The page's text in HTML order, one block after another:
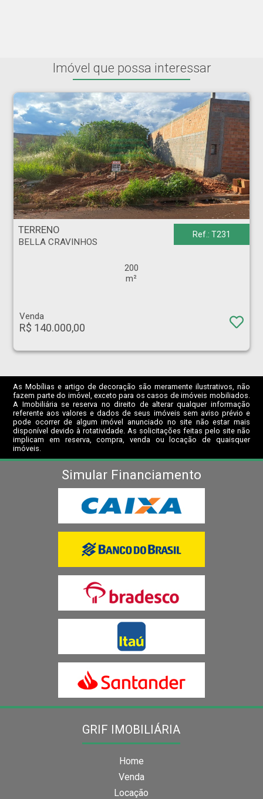
Imóvel que possa interessar
TERRENO - BELLA CRAVINHOS - Cravinhos
TERRENO
BELLA CRAVINHOS
Ref.: T231
200
m²
Venda
R$ 140.000,00
As Mobílias e artigo de decoração são meramente ilustrativos, não
fazem parte do imóvel, exceto para os casos de imóveis mobiliados.
A Imobiliária se reserva no direito de alterar qualquer informação
referente aos valores e dados de seus imóveis sem aviso prévio e
pode ocorrer de algum imóvel anunciado no site não estar mais
disponível devido à rotatividade. As solicitações feitas pelo site não
implicam em reserva, compra, venda ou locação de quaisquer
imóveis.
Simular Financiamento
GRIF IMOBILIÁRIA
Home
Venda
Locação